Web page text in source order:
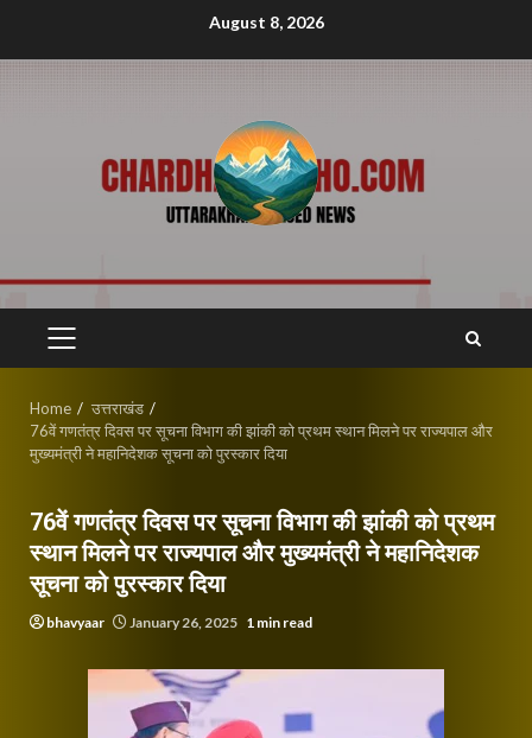
August 8, 2026
PRIMARY
Home
उत्तराखंड
76वें गणतंत्र दिवस पर सूचना विभाग की झांकी को प्रथम स्थान मिलने पर राज्यपाल और
मुख्यमंत्री ने महानिदेशक सूचना को पुरस्कार दिया
76वें गणतंत्र दिवस पर सूचना विभाग की झांकी को प्रथम
स्थान मिलने पर राज्यपाल और मुख्यमंत्री ने महानिदेशक
सूचना को पुरस्कार दिया
bhavyaar January 26, 2025 1 min read